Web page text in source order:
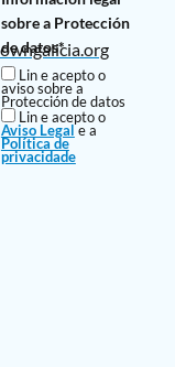
sobre a Protección
de datos*
Lin e acepto o
aviso sobre a
Protección de datos
Lin e acepto o
Aviso Legale a
Política de
privacidade